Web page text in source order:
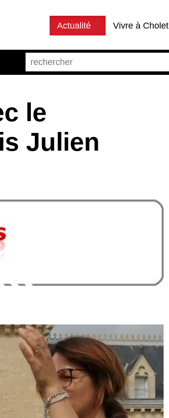
Actualité Vivre à Cholet
le
Julien